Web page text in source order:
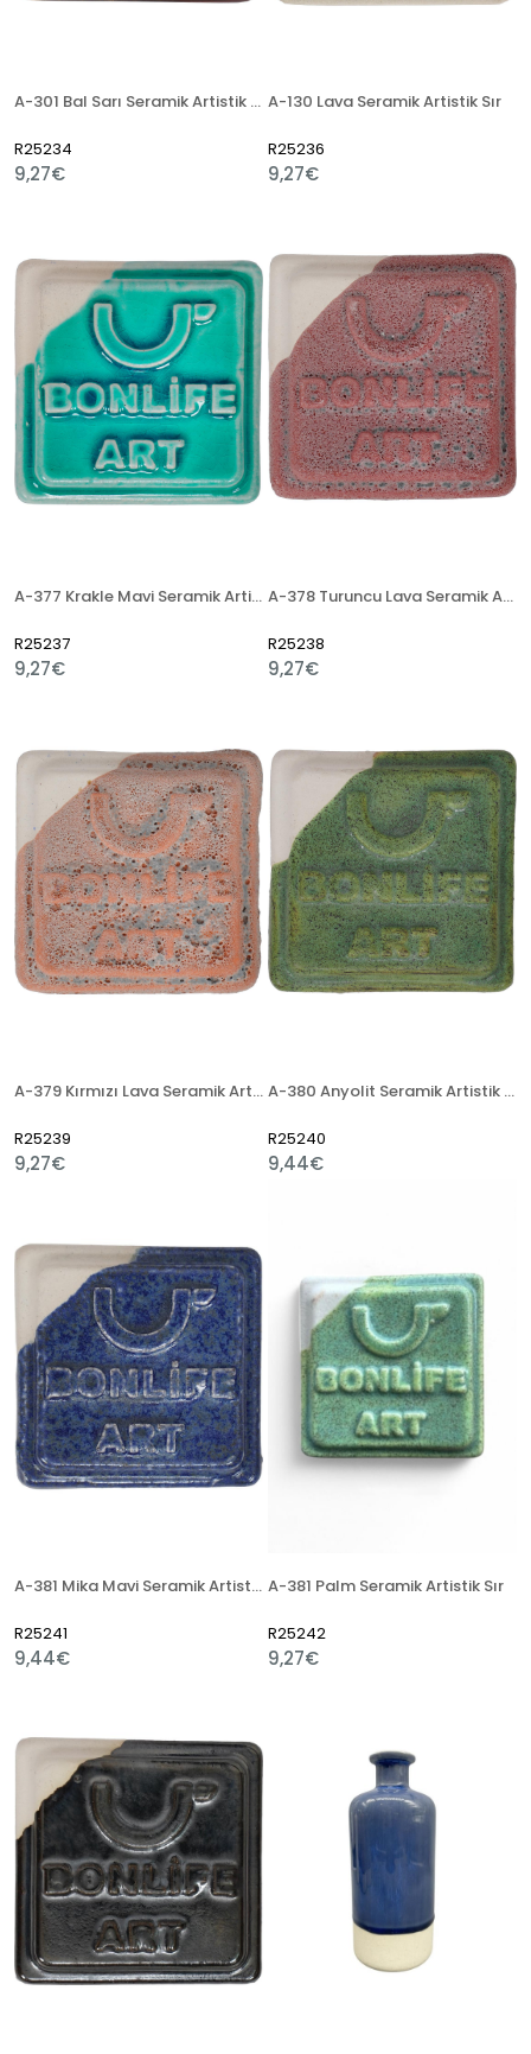
A-301 Bal Sarı Seramik Artistik Sır
R25234
9,27€
A-130 Lava Seramik Artistik Sır
R25236
9,27€
A-377 Krakle Mavi Seramik Artistik Sır
R25237
9,27€
A-378 Turuncu Lava Seramik Artistik Sır
R25238
9,27€
A-379 Kırmızı Lava Seramik Artistik Sır
R25239
9,27€
A-380 Anyolit Seramik Artistik Sır
R25240
9,44€
A-381 Mika Mavi Seramik Artistik Sır
R25241
9,44€
A-381 Palm Seramik Artistik Sır
R25242
9,27€